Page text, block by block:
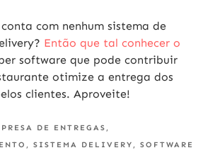
com nenhum sistema de
Então que tal conhecer o
software que pode contribuir
otimize a entrega dos
clientes. Aproveite!
DE ENTREGAS ,
, SISTEMA DELIVERY , SOFTWARE